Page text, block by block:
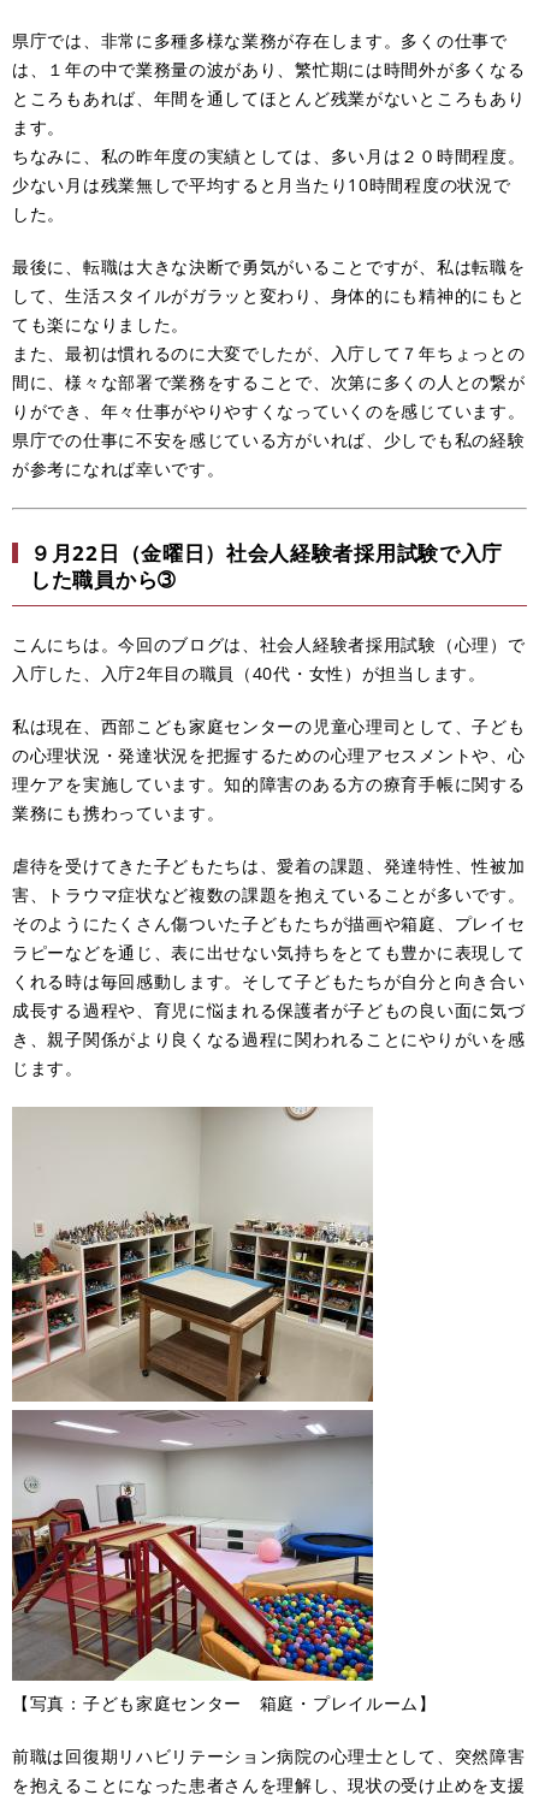
県庁では、非常に多種多様な業務が存在します。多くの仕事で
は、１年の中で業務量の波があり、繁忙期には時間外が多くなる
ところもあれば、年間を通してほとんど残業がないところもあり
ます。
ちなみに、私の昨年度の実績としては、多い月は２０時間程度。
少ない月は残業無しで平均すると月当たり10時間程度の状況で
した。
最後に、転職は大きな決断で勇気がいることですが、私は転職を
して、生活スタイルがガラッと変わり、身体的にも精神的にもと
ても楽になりました。
また、最初は慣れるのに大変でしたが、入庁して７年ちょっとの
間に、様々な部署で業務をすることで、次第に多くの人との繋が
りができ、年々仕事がやりやすくなっていくのを感じています。
県庁での仕事に不安を感じている方がいれば、少しでも私の経験
が参考になれば幸いです。
９月22日（金曜日）社会人経験者採用試験で入庁
した職員から➂
こんにちは。今回のブログは、社会人経験者採用試験（心理）で
入庁した、入庁2年目の職員（40代・女性）が担当します。
私は現在、西部こども家庭センターの児童心理司として、子ども
の心理状況・発達状況を把握するための心理アセスメントや、心
理ケアを実施しています。知的障害のある方の療育手帳に関する
業務にも携わっています。
虐待を受けてきた子どもたちは、愛着の課題、発達特性、性被加
害、トラウマ症状など複数の課題を抱えていることが多いです。
そのようにたくさん傷ついた子どもたちが描画や箱庭、プレイセ
ラピーなどを通じ、表に出せない気持ちをとても豊かに表現して
くれる時は毎回感動します。そして子どもたちが自分と向き合い
成長する過程や、育児に悩まれる保護者が子どもの良い面に気づ
き、親子関係がより良くなる過程に関われることにやりがいを感
じます。
【写真：子ども家庭センター 箱庭・プレイルーム】
前職は回復期リハビリテーション病院の心理士として、突然障害
を抱えることになった患者さんを理解し、現状の受け止めを支援